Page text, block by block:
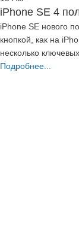
iPhone SE 4
iPhone SE нового
кнопкой, как на
несколько
Подробнее...